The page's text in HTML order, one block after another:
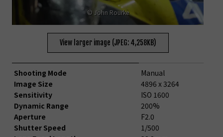
© John Rourke
View larger image (JPEG: 4,258KB)
Shooting Mode
Image Size
Sensitivity
Dynamic Range
Aperture
Shutter Speed
Manual
4896 x 3264
ISO 1600
200%
F2.0
1/500